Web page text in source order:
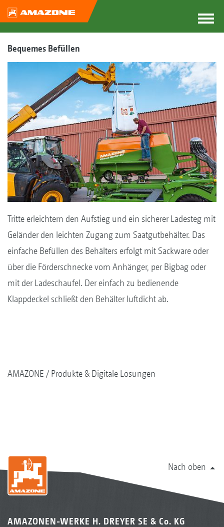
Bequemes Befüllen
Tritte erleichtern den Aufstieg und ein sicherer Ladesteg mit
Geländer den leichten Zugang zum Saatgutbehälter. Das
einfache Befüllen des Behälters erfolgt mit Sackware oder
über die Förderschnecke vom Anhänger, per Bigbag oder
mit der Ladeschaufel. Der einfach zu bedienende
Klappdeckel schließt den Behälter luftdicht ab.
AMAZONE Produkte & Digitale Lösungen
Nach oben
AMAZONEN-WERKE H. DREYER SE & Co. KG